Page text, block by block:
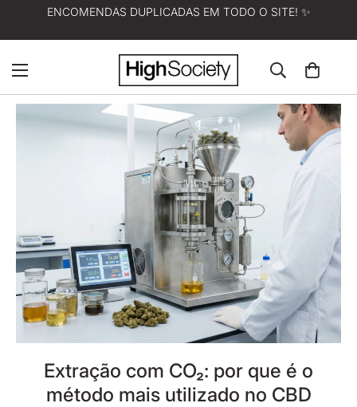
ENCOMENDAS DUPLICADAS EM TODO O SITE! ✨
Extração com CO₂: por que é o
método mais utilizado no CBD